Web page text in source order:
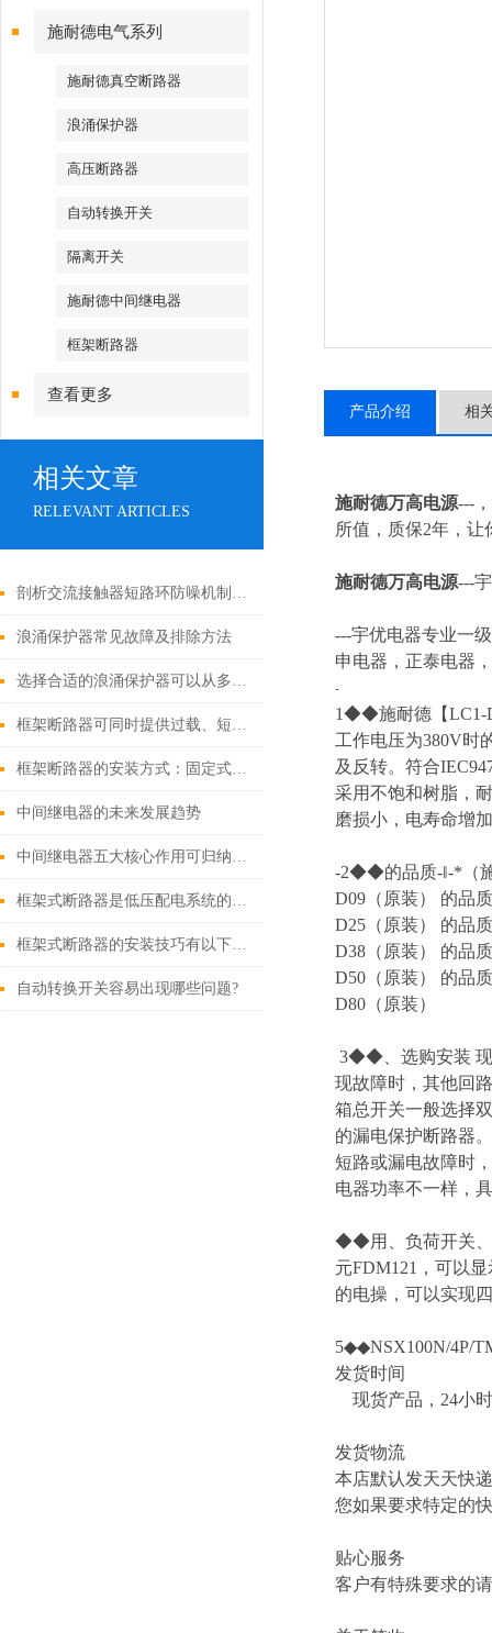
施耐德电气系列
施耐德真空断路器
浪涌保护器
高压断路器
自动转换开关
隔离开关
施耐德中间继电器
框架断路器
查看更多
相关文章
RELEVANT ARTICLES
剖析交流接触器短路环防噪机制与电气安全操作红线
浪涌保护器常见故障及排除方法
选择合适的浪涌保护器可以从多个角度探讨
框架断路器可同时提供过载、短路、漏电保护功能
框架断路器的安装方式：固定式，插入式，抽出式
中间继电器的未来发展趋势
中间继电器五大核心作用可归纳如下
框架式断路器是低压配电系统的核心保护设备
框架式断路器的安装技巧有以下这些
自动转换开关容易出现哪些问题?
产品介绍 相
施耐德万高电源---
所值，质保2年，
施耐德万高电源---
---宇优电器专业一
申电器，正泰电器
-
1◆◆施耐德【LC1-
工作电压为380V时
及反转。符合
采用不饱和树脂，
磨损小，电寿命增
-2◆◆的品质-‖-*（
D09（原装） 的品
D25（原装） 的品
D38（原装） 的品
D50（原装） 的品
D80（原装）
3◆◆、选购安装 现
现故障时，其他回
箱总开关一般选择
的漏电保护断路器
短路或漏电故障时
电器功率不一样，
◆◆用、负荷开关、
元FDM121，可以
的电操，可以实现
5◆◆NSX100N/4P/
发货时间
现货产品，24小
发货物流
本店默认发天天快
您如果要求特定的
贴心服务
客户有特殊要求的